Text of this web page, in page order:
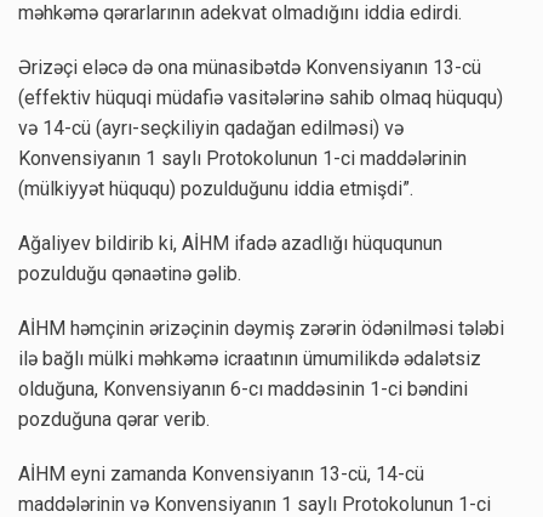
məhkəmə qərarlarının adekvat olmadığını iddia edirdi.
Ərizəçi eləcə də ona münasibətdə Konvensiyanın 13-cü
(effektiv hüquqi müdafiə vasitələrinə sahib olmaq hüququ)
və 14-cü (ayrı-seçkiliyin qadağan edilməsi) və
Konvensiyanın 1 saylı Protokolunun 1-ci maddələrinin
(mülkiyyət hüququ) pozulduğunu iddia etmişdi”.
Ağaliyev bildirib ki, AİHM ifadə azadlığı hüququnun
pozulduğu qənaətinə gəlib.
AİHM həmçinin ərizəçinin dəymiş zərərin ödənilməsi tələbi
ilə bağlı mülki məhkəmə icraatının ümumilikdə ədalətsiz
olduğuna, Konvensiyanın 6-cı maddəsinin 1-ci bəndini
pozduğuna qərar verib.
AİHM eyni zamanda Konvensiyanın 13-cü, 14-cü
maddələrinin və Konvensiyanın 1 saylı Protokolunun 1-ci